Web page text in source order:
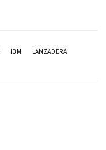
IBM
LANZADERA